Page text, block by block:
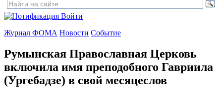
Войти
Журнал ФОМА Новости Событие
Румынская Православная Церковь
включила имя преподобного Гавриила
(Ургебадзе) в свой месяцеслов